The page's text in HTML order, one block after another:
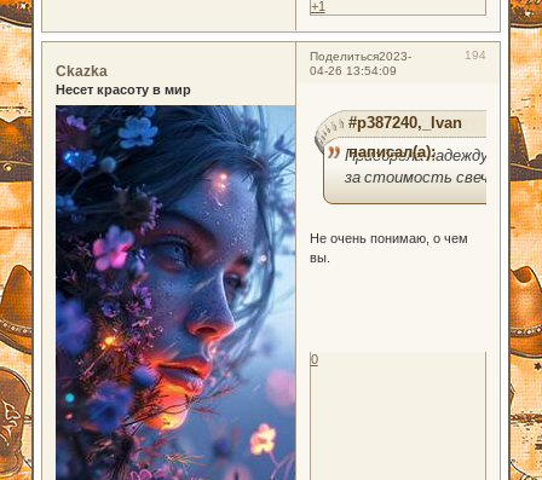
+1
Поделиться 194
2023-
04-26 13:54:09
Ckazka
Несет красоту в мир
#p387240,_Ivan
написал(а):
Приобрела надежду
за стоимость свечи.
Не очень понимаю, о чем
вы.
0